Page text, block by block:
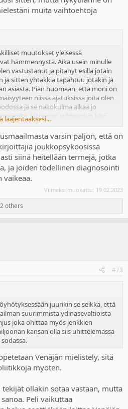
muita vaihtoehtoja
muutokset yleisessä
hämmennystä. Aika usein minulle
vastustanut ja pitänyt esillä jotain
ja sitten yhtäkkiä tapahtuu jotakin ja
asiasta. Pian huomaan, että moni on
niissä ajatuksissa joita olen
ja se näkökulma alkaa jo
Ukrainan suhteenkin kävi
ihmisiä myös julkisessa
että nyt olisi aika alkaa
tulee puuttua voimakkaasti. Sama
sodan suhteen, joka siis oli laiton
perusteena joukkotuhoaseet, joita
vastustaminenkin sai kuitenkin
vaikka oli moraalisesti ja
ihan samalla tavalla kuin
vastustaminen.
mielipidemuutokset ovat
tunnetut psykoanalyytikot Erich
tuotantoon kannattaa varsinkin
tavalla valaisevia, vaikka
Kirjallisuudesta on tuttua myös
ihmiset juhlivat kadulla
maan osallistumista sotaan.
voidaan määrätä ihmisiä
lailla sellainen tila, jossa yleensä ei
on myös siksi aika
enää nykyaikana tulisi käyttää.
laajentaaksesi...
varsin paljon, että on
joukkopsykoosissa
siinä heitellään termejä, jotka
ja joiden todellinen diagnosointi
vaikeaa.
Viimeksi muokattu: 19.02.2023
others
#73
juurikin se seikka, että
suurimmista ydinasevaltioista
joka ohittaa myös jenkkien
kansan olla siis uhittelemassa
Venäjän mielistely, sitä
myöten.
ollakin sotaa vastaan, mutta
Peli vaikuttaa